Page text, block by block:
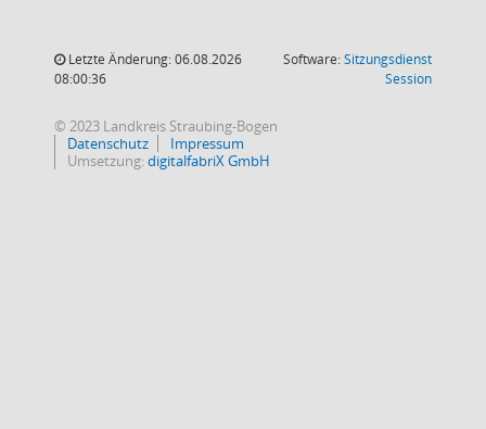
Letzte Änderung: 06.08.2026
08:00:36
Software:Sitzungsdienst
Session(Wird in
© 2023 Landkreis Straubing-Bogen
Datenschutz
Impressum
Umsetzung:digitalfabriX GmbH